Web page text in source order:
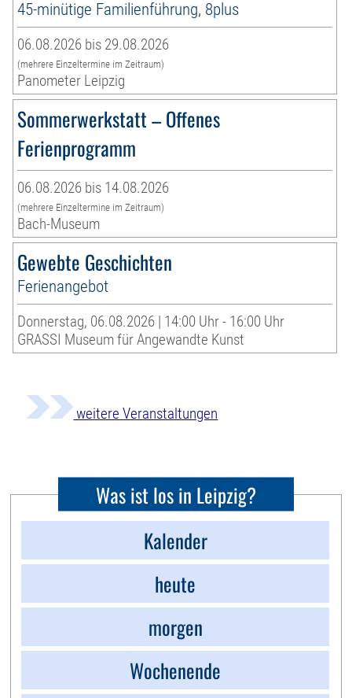
45-minütige Familienführung, 8plus
06.08.2026 bis 29.08.2026
(mehrere Einzeltermine im Zeitraum)
Panometer Leipzig
Sommerwerkstatt – Offenes
Ferienprogramm
06.08.2026 bis 14.08.2026
(mehrere Einzeltermine im Zeitraum)
Bach-Museum
Gewebte Geschichten
Ferienangebot
Donnerstag, 06.08.2026 | 14:00 Uhr - 16:00 Uhr
GRASSI Museum für Angewandte Kunst
weitere Veranstaltungen
Was ist los in Leipzig?
Kalender
heute
morgen
Wochenende